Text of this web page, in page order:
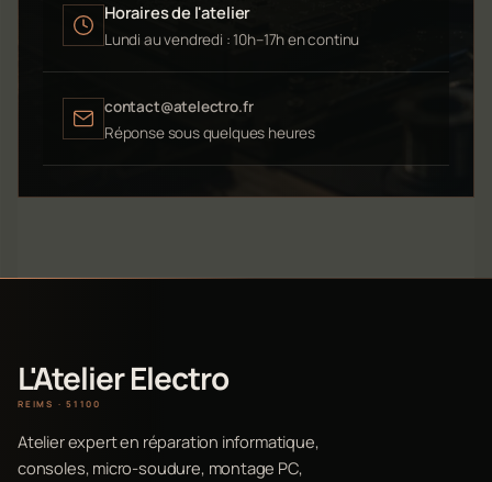
Horaires de l'atelier
Lundi au vendredi : 10h–17h en continu
contact@atelectro.fr
Réponse sous quelques heures
L'Atelier Electro
REIMS · 51100
Atelier expert en réparation informatique,
consoles, micro-soudure, montage PC,